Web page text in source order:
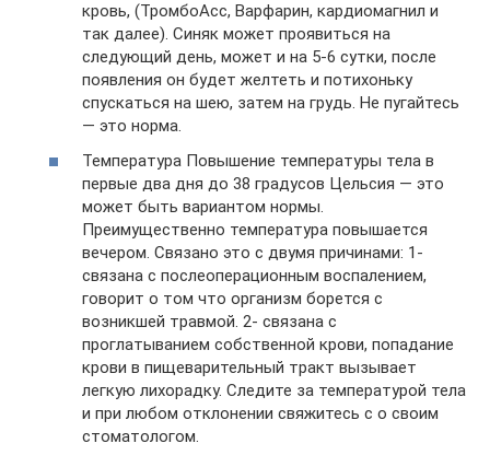
кровь, (ТромбоАсс, Варфарин, кардиомагнил и
так далее). Синяк может проявиться на
следующий день, может и на 5-6 сутки, после
появления он будет желтеть и потихоньку
спускаться на шею, затем на грудь. Не пугайтесь
— это норма.
Температура Повышение температуры тела в
первые два дня до 38 градусов Цельсия — это
может быть вариантом нормы.
Преимущественно температура повышается
вечером. Связано это с двумя причинами: 1-
связана с послеоперационным воспалением,
говорит о том что организм борется с
возникшей травмой. 2- связана с
проглатыванием собственной крови, попадание
крови в пищеварительный тракт вызывает
легкую лихорадку. Следите за температурой тела
и при любом отклонении свяжитесь с о своим
стоматологом.